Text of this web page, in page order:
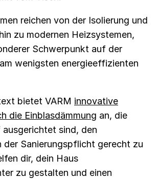
reichen von der Isolierung und
zu modernen Heizsystemen,
Schwerpunkt auf der
wenigsten energieeffizienten
bietet VARM innovative
die Einblasdämmung an, die
sind, den
der Sanierungspflicht gerecht zu
dir, dein Haus
zu gestalten und einen